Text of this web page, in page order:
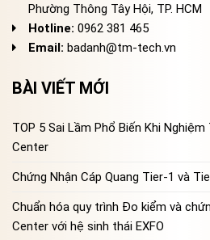
Phường Thông Tây Hội, TP. HCM
Hotline: 0962 381 465
Email: badanh@tm-tech.vn
BÀI VIẾT MỚI
TOP 5 Sai Lầm Phổ Biến Khi
Center
Chứng Nhận Cáp Quang Tier-1 và
Chuẩn hóa quy trình Đo kiểm và
Center với hệ sinh thái EXFO